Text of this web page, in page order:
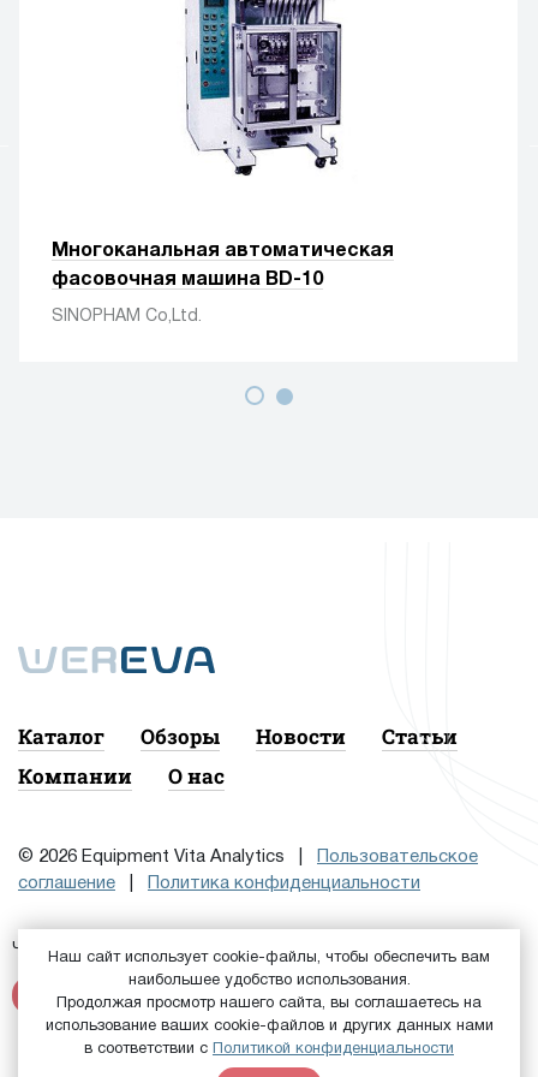
Многоканальная автоматическая
фасовочная машина BD-10
SINOPHAM Co,Ltd.
Каталог Обзоры Новости
Статьи
Компании
О нас
© 2026 Equipment Vita Analytics |
Пользовательское
соглашение
Политика конфиденциальности
Чтобы подписаться на рассылку, сначала Войдите или
Зарегистрируйтесь
Наш сайт использует cookie-файлы, чтобы обеспечить вам
наибольшее удобство использования.
Продолжая просмотр нашего сайта, вы соглашаетесь на
использование ваших cookie-файлов и других данных нами
в соответствии с
Политикой конфиденциальности